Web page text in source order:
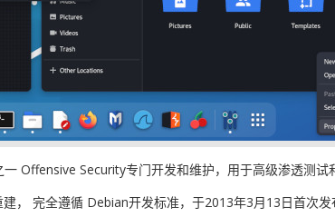
Offensive Security专门开发和维护，用于高级渗透测试
， 完全遵循 Debian开发标准，于2013年3月13日首次